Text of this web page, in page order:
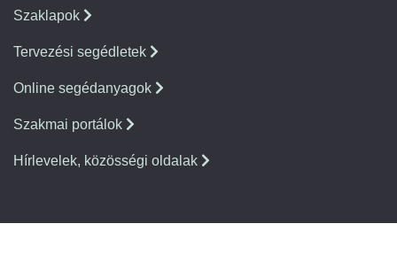
Szaklapok
Tervezési segédletek
Online segédanyagok
Szakmai portálok
Hírlevelek, közösségi oldalak